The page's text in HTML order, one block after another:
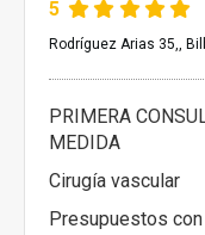
5
Rodríguez Arias 35,,
PRIMERA
MEDIDA
Cirugía vascular
Presupuestos con